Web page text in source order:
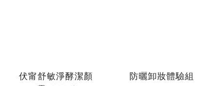
伏甯舒敏淨酵潔顏
防曬卸妝體驗組